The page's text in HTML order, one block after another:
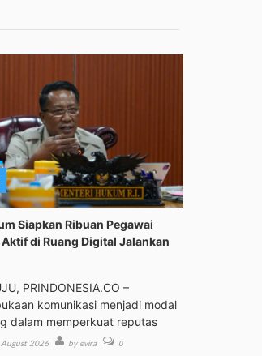
Siapkan Ribuan Pegawai
di Ruang Digital Jalankan
PRINDONESIA.CO –
komunikasi menjadi modal
dalam memperkuat reputas
2026 by evira 0